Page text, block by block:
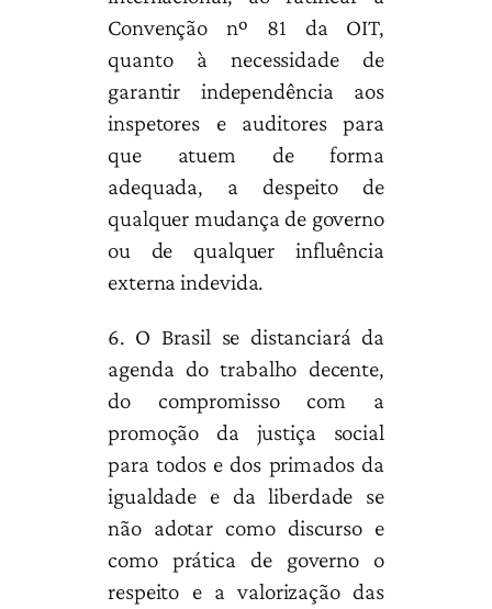
Convenção nº 81 da OIT,
quanto à necessidade de
garantir independência aos
inspetores e auditores para
que atuem de forma
adequada, a despeito de
qualquer mudança de governo
ou de qualquer influência
externa indevida.
6. O Brasil se distanciará da
agenda do trabalho decente,
do compromisso com a
promoção da justiça social
para todos e dos primados da
igualdade e da liberdade se
não adotar como discurso e
como prática de governo o
respeito e a valorização das